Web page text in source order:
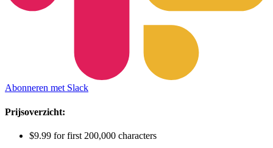
Abonneren met Slack
Prijsoverzicht:
$9.99 for first 200,000 characters